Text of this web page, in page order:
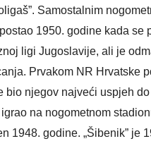
Samostalnim
1950. godine kada se
ligi Jugoslavije, ali je
Prvakom NR Hrvatske
bio njegov najveći uspjeh
na nogometnom
1948. godine. „Šibenik” je